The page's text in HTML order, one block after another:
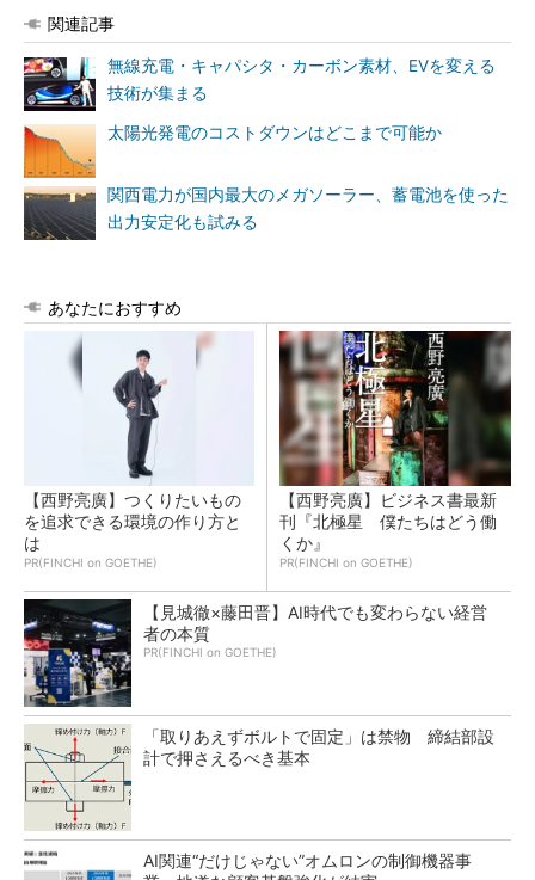
関連記事
無線充電・キャパシタ・カーボン素材、EVを変える
技術が集まる
太陽光発電のコストダウンはどこまで可能か
関西電力が国内最大のメガソーラー、蓄電池を使った
出力安定化も試みる
あなたにおすすめ
【西野亮廣】つくりたいもの
を追求できる環境の作り方と
は
PR(FINCHI on GOETHE)
【西野亮廣】ビジネス書最新
刊『北極星 僕たちはどう働
くか』
PR(FINCHI on GOETHE)
【見城徹×藤田晋】AI時代でも変わらない経営
者の本質
PR(FINCHI on GOETHE)
「取りあえずボルトで固定」は禁物 締結部設
計で押さえるべき基本
AI関連“だけじゃない”オムロンの制御機器事